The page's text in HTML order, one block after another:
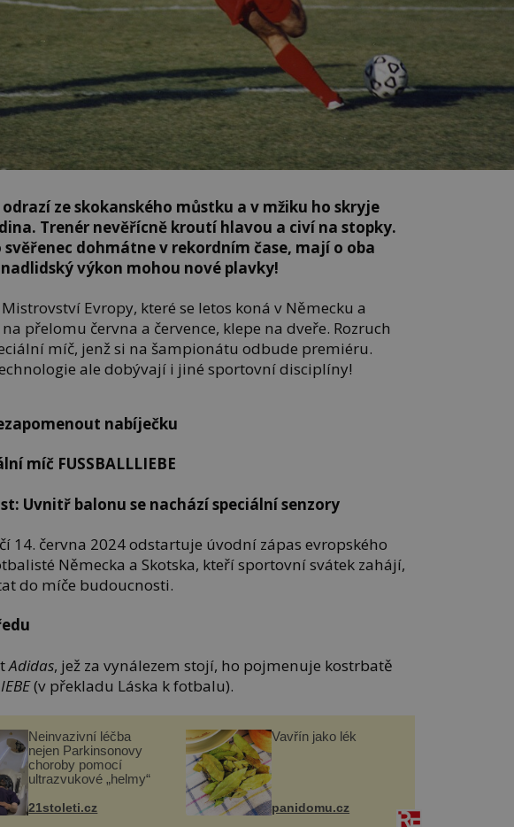
odrazí ze skokanského můstku a v mžiku ho skryje
Trenér nevěřícně kroutí hlavou a civí na stopky.
svěřenec dohmátne v rekordním čase, mají o oba
výkon mohou nové plavky!
Evropy, které se letos koná v Německu a
přelomu června a července, klepe na dveře. Rozruch
míč, jenž si na šampionátu odbude premiéru.
ale dobývají i jiné sportovní disciplíny!
nabíječku
míč FUSSBALLLIEBE
Uvnitř balonu se nachází speciální senzory
14. června 2024 odstartuje úvodní zápas evropského
Německa a Skotska, kteří sportovní svátek zahájí,
do míče budoucnosti.
Adidas, jež za vynálezem stojí, ho pojmenuje kostrbatě
(v překladu Láska k fotbalu).
Neinvazivní léčba
nejen Parkinsonovy
choroby pomocí
ultrazvukové „helmy“
21stoleti.cz
Vavřín jako lék
panidomu.cz